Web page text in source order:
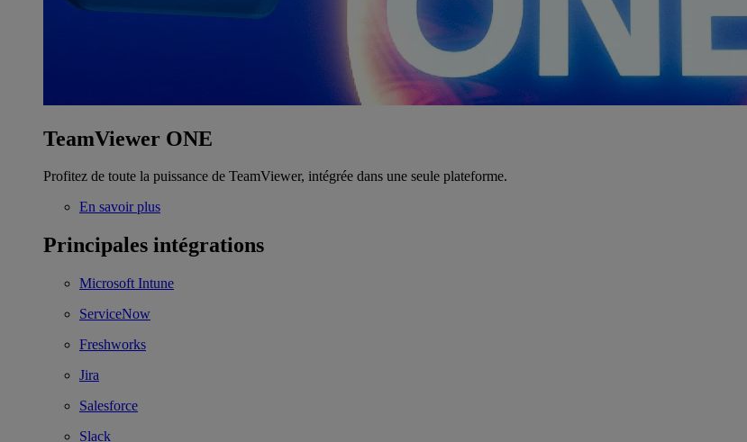
TeamViewer ONE
Profitez de toute la puissance de TeamViewer, intégrée dans une seule plateforme.
En savoir plus
Principales intégrations
Microsoft Intune
ServiceNow
Freshworks
Jira
Salesforce
Slack